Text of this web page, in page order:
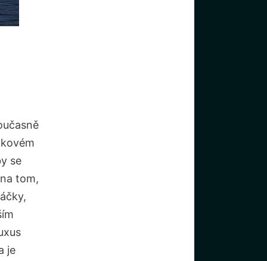
se
tom,
je